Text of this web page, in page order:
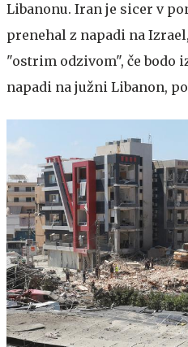
Libanonu. Iran je sicer v
prenehal z napadi na
"ostrim odzivom", če bodo
napadi na južni Libanon,